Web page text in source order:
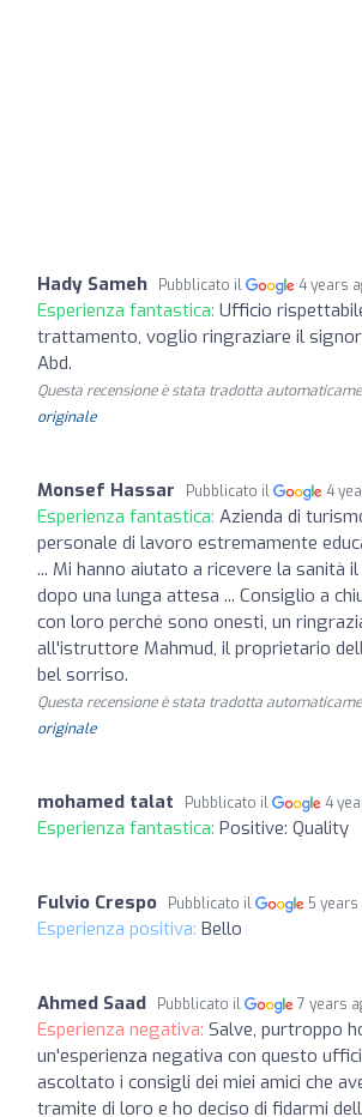
Hady Sameh Pubblicato il 4 years
Esperienza fantastica: Ufficio
trattamento, voglio ringraziare il
Abd.
Questa recensione è stata tradotta
originale
Monsef Hassar Pubblicato il 4
Esperienza fantastica: Azienda di
personale di lavoro estremamente
... Mi hanno aiutato a ricevere la sanità
dopo una lunga attesa ... Consiglio a
con loro perché sono onesti, un
all'istruttore Mahmud, il proprietario
bel sorriso.
Questa recensione è stata tradotta
originale
mohamed talat Pubblicato il 4
Esperienza fantastica: Positive: Quality
Fulvio Crespo Pubblicato il 5 years
Esperienza positiva: Bello
Ahmed Saad Pubblicato il 7 years
Esperienza negativa: Salve, purtroppo
un'esperienza negativa con questo
ascoltato i consigli dei miei amici che
tramite di loro e ho deciso di fidarmi